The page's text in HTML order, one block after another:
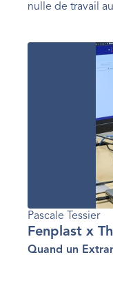
nulle de travail
Pascale Tessier
Fenplast x
Quand un